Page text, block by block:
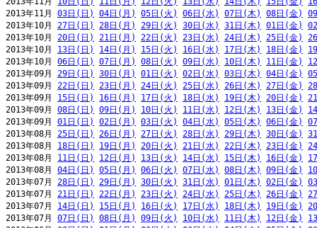
2013年11月 03日(日) 04日(月) 05日(火) 06日(水) 07日(木) 08日(金)
2013年10月 27日(日) 28日(月) 29日(火) 30日(水) 31日(木) 01日(金)
2013年10月 20日(日) 21日(月) 22日(火) 23日(水) 24日(木) 25日(金)
2013年10月 13日(日) 14日(月) 15日(火) 16日(水) 17日(木) 18日(金)
2013年10月 06日(日) 07日(月) 08日(火) 09日(水) 10日(木) 11日(金)
2013年09月 29日(日) 30日(月) 01日(火) 02日(水) 03日(木) 04日(金)
2013年09月 22日(日) 23日(月) 24日(火) 25日(水) 26日(木) 27日(金)
2013年09月 15日(日) 16日(月) 17日(火) 18日(水) 19日(木) 20日(金)
2013年09月 08日(日) 09日(月) 10日(火) 11日(水) 12日(木) 13日(金)
2013年09月 01日(日) 02日(月) 03日(火) 04日(水) 05日(木) 06日(金)
2013年08月 25日(日) 26日(月) 27日(火) 28日(水) 29日(木) 30日(金)
2013年08月 18日(日) 19日(月) 20日(火) 21日(水) 22日(木) 23日(金)
2013年08月 11日(日) 12日(月) 13日(火) 14日(水) 15日(木) 16日(金)
2013年08月 04日(日) 05日(月) 06日(火) 07日(水) 08日(木) 09日(金)
2013年07月 28日(日) 29日(月) 30日(火) 31日(水) 01日(木) 02日(金)
2013年07月 21日(日) 22日(月) 23日(火) 24日(水) 25日(木) 26日(金)
2013年07月 14日(日) 15日(月) 16日(火) 17日(水) 18日(木) 19日(金)
2013年07月 07日(日) 08日(月) 09日(火) 10日(水) 11日(木) 12日(金)